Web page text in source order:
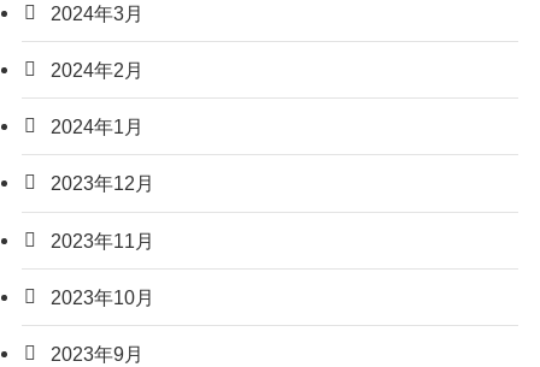
2024年3月
2024年2月
2024年1月
2023年12月
2023年11月
2023年10月
2023年9月